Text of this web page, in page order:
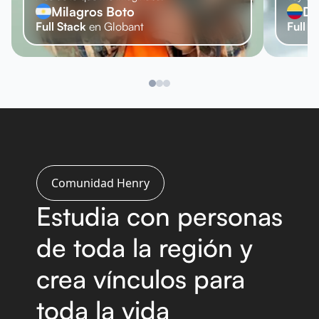
Milagros Boto
Full Stack en Globant Full
Comunidad Henry
Estudia con personas
de toda la región y
crea vínculos para
toda la vida